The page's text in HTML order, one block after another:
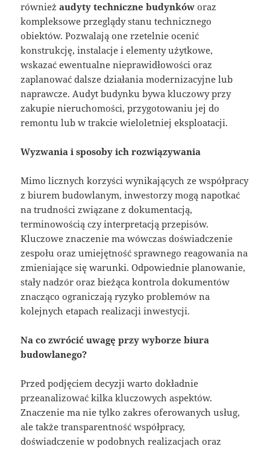
równieżaudyty techniczne budynków oraz
kompleksowe przeglądy stanu technicznego
obiektów. Pozwalają one rzetelnie ocenić
konstrukcję, instalacje i elementy użytkowe,
wskazać ewentualne nieprawidłowości oraz
zaplanować dalsze działania modernizacyjne lub
naprawcze. Audyt budynku bywa kluczowy przy
zakupie nieruchomości, przygotowaniu jej do
remontu lub w trakcie wieloletniej eksploatacji.
Wyzwania i sposoby ich rozwiązywania
Mimo licznych korzyści wynikających ze współpracy
z biurem budowlanym, inwestorzy mogą napotkać
na trudności związane z dokumentacją,
terminowością czy interpretacją przepisów.
Kluczowe znaczenie ma wówczas doświadczenie
zespołu oraz umiejętność sprawnego reagowania na
zmieniające się warunki. Odpowiednie planowanie,
stały nadzór oraz bieżąca kontrola dokumentów
znacząco ograniczają ryzyko problemów na
kolejnych etapach realizacji inwestycji.
Na co zwrócić uwagę przy wyborze biura
budowlanego?
Przed podjęciem decyzji warto dokładnie
przeanalizować kilka kluczowych aspektów.
Znaczenie ma nie tylko zakres oferowanych usług,
ale także transparentność współpracy,
doświadczenie w podobnych realizacjach oraz